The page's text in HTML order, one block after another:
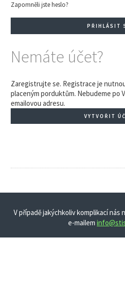
Zapomněli jste heslo?
Nemáte účet?
Zaregistrujte se. Registrace je
placeným porduktům. Nebudeme po
emailovou adresu.
VYTVOŘIT
V případě jakýchkoliv komplikací
e-mailem